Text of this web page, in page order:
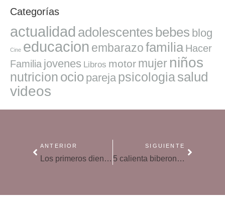
Categorías
actualidad adolescentes bebes blog
Cine educacion embarazofamilia Hacer
Familia jovenes Libros motor mujer niños
nutricion ocio pareja psicologiasalud
videos
ANTERIOR
Los primeros dientes del bebé
SIGUIENTE
5 calienta biberones para coche perfectos para tus viajes